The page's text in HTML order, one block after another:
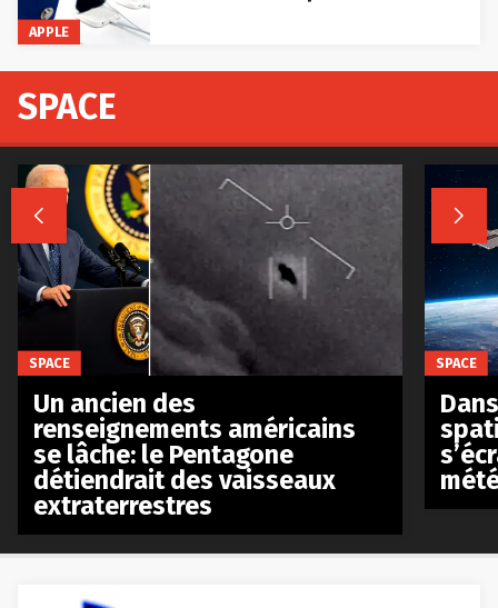
APPLE
SPACE
 
SPACE
Un ancien des
renseignements américains
se lâche: le Pentagone
détiendrait des vaisseaux
extraterrestres
SPACE